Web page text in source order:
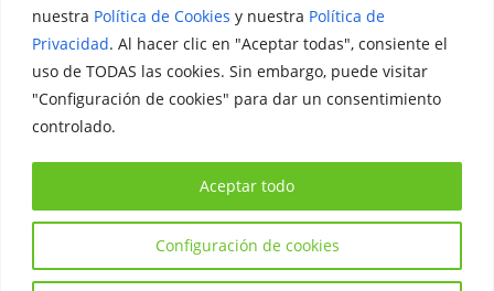
nuestra Política de Cookies y nuestra Política de
Privacidad. Al hacer clic en "Aceptar todas", consiente el
uso de TODAS las cookies. Sin embargo, puede visitar
"Configuración de cookies" para dar un consentimiento
controlado.
Configuración de cookies
Aceptar todo
Legal
Aviso Legal
Política de Privacidad
Política de Cookies
Copyright © 2026Iniciativa Internacional Joven
derechos reservados.